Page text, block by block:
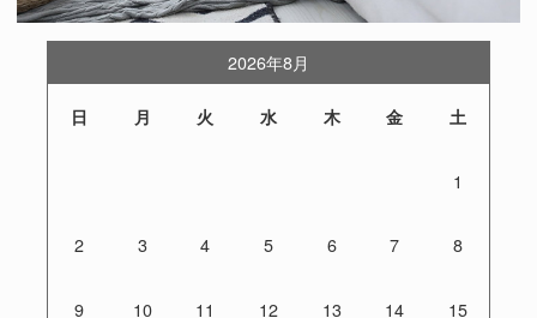
2026年8月
日 月 火 水 木 金 土
1
2 3 4 5 6 7 8
9 10 11 12 13 14 15